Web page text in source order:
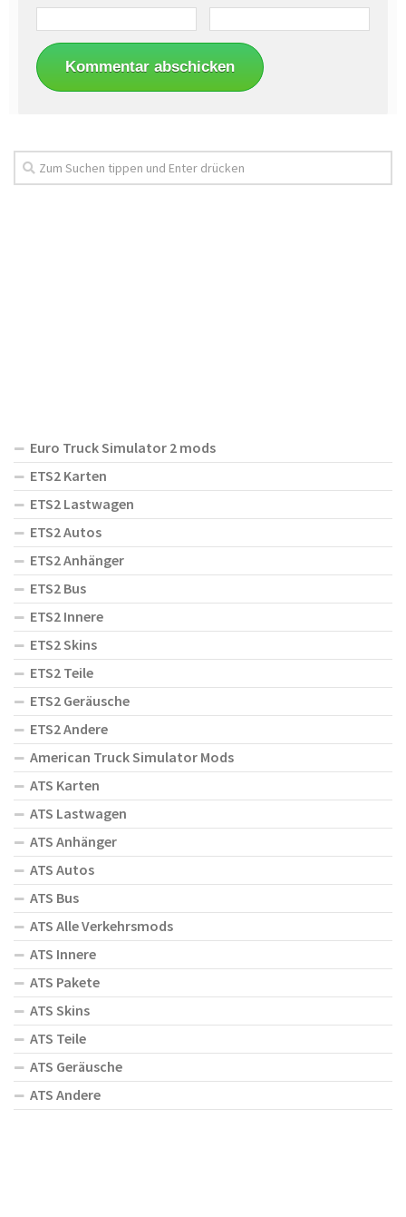
Euro Truck Simulator 2 mods
ETS2 Karten
ETS2 Lastwagen
ETS2 Autos
ETS2 Anhänger
ETS2 Bus
ETS2 Innere
ETS2 Skins
ETS2 Teile
ETS2 Geräusche
ETS2 Andere
American Truck Simulator Mods
ATS Karten
ATS Lastwagen
ATS Anhänger
ATS Autos
ATS Bus
ATS Alle Verkehrsmods
ATS Innere
ATS Pakete
ATS Skins
ATS Teile
ATS Geräusche
ATS Andere